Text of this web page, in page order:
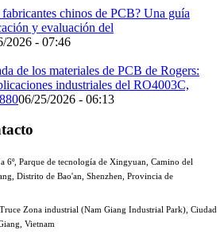
chinos de PCB? Una guía
y evaluación del
2026 - 07:46
de los materiales de PCB de Rogers:
industriales del RO4003C,
06/25/2026 - 06:13
a 6º, Parque de tecnología de Xingyuan, Camino del
Distrito de Bao'an, Shenzhen, Provincia de
Zona industrial (Nam Giang Industrial Park), Ciudad
Vietnam